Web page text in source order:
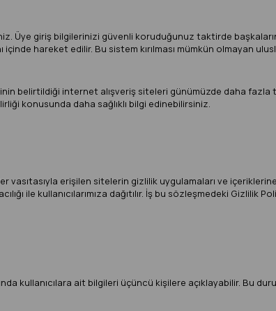
giriş bilgilerinizi güvenli koruduğunuz taktirde
hareket edilir. Bu sistem kırılması mümkün olmayan
belirtildiği internet alışveriş siteleri günümüzde daha fazla
konusunda daha sağlıklı bilgi edinebilirsiniz.
vasıtasıyla erişilen sitelerin gizlilik uygulamaları ve
ile kullanıcılarımıza dağıtılır. İş bu sözleşmedeki Gizlilik
kullanıcılara ait bilgileri üçüncü kişilere açıklayabilir. Bu